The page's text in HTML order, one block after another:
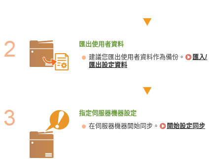
匯出使用者資料
建議您匯出使用者資料作為備份。
匯入/
匯出設定資料
指定伺服器機器設定
在伺服器機器開始同步。
開始設定同步